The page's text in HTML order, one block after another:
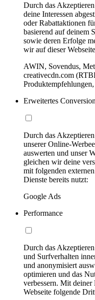
Durch das
deine Interessen
oder Rabattaktionen
basierend auf deinem
sowie deren Erfolge
wir auf dieser
AWIN, Sovendus,
creativecdn.com
Erweitertes
Durch das
unserer Online-
auswerten und unser
gleichen wir deine
mit folgenden
Dienste bereits nutzt:
Google Ads
Performance
Durch das
und Surfverhalten
und anonymisiert
optimieren und das
verbessern. Mit
Webseite folgende